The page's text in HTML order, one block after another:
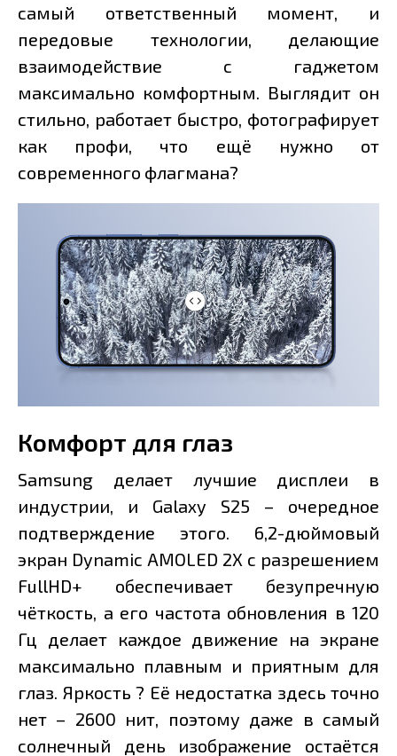
самый ответственный момент, и
передовые технологии, делающие
взаимодействие с гаджетом
максимально комфортным. Выглядит он
стильно, работает быстро, фотографирует
как профи, что ещё нужно от
современного флагмана?
Комфорт для глаз
Samsung делает лучшие дисплеи в
индустрии, и Galaxy S25 – очередное
подтверждение этого. 6,2-дюймовый
экран Dynamic AMOLED 2X с разрешением
FullHD+ обеспечивает безупречную
чёткость, а его частота обновления в 120
Гц делает каждое движение на экране
максимально плавным и приятным для
глаз. Яркость ? Её недостатка здесь точно
нет – 2600 нит, поэтому даже в самый
солнечный день изображение остаётся